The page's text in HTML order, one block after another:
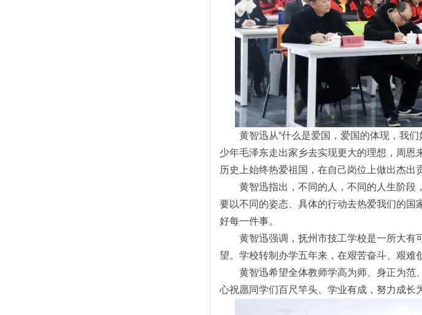
黄智迅从“什么是爱国，爱国的体现，我
少年毛泽东走出家乡去实现更大的理想，周恩
历史上始终热爱祖国，在自己岗位上做出杰出
黄智迅指出，不同的人，不同的人生阶段
要以不同的姿态、具体的行动去热爱我们的
好每一件事。
黄智迅强调，抚州市技工学校是一所大有
望。学校转制办学五年来，在艰苦奋斗、艰难
黄智迅希望全体教师学高为师、身正为范
心祝愿同学们百尺竿头、学业有成，努力成长